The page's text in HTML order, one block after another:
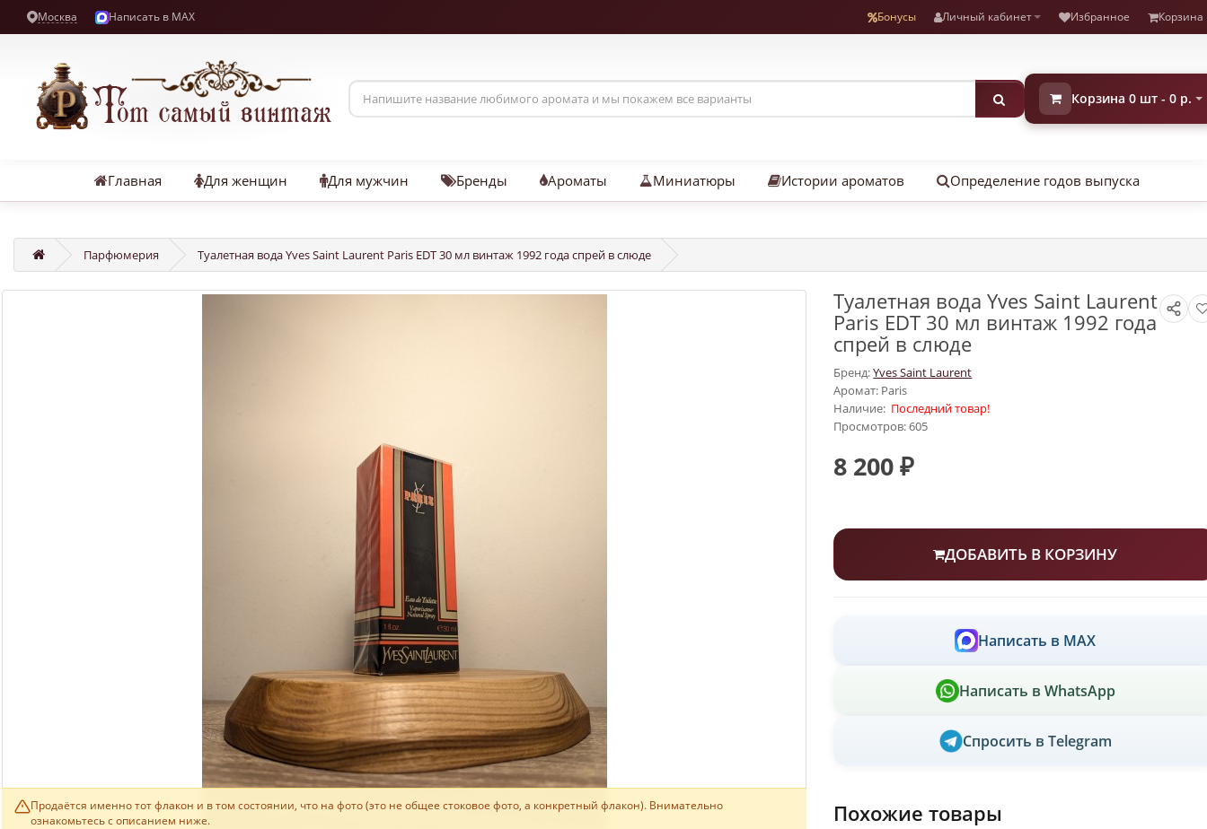
Москва Написать в MAX Бонусы Личный кабинет Избранное Корзина
Корзина 0 шт - 0 р.
Главная Для женщин Для мужчин Бренды Ароматы Миниатюры Истории ароматов Определение годов выпуска
Парфюмерия Туалетная вода Yves Saint Laurent Paris EDT 30 мл винтаж 1992 года спрей в слюде
Продаётся именно тот флакон и в том состоянии, что на фото (это не общее стоковое фото, а конкретный флакон). Внимательно
ознакомьтесь с описанием ниже.
Туалетная вода Yves Saint Laurent
Paris EDT 30 мл винтаж 1992 года
спрей в слюде
Бренд:Yves Saint Laurent
Аромат: Paris
Наличие: Последний товар!
Просмотров: 605
8 200 ₽
ДОБАВИТЬ В КОРЗИНУ
Написать в MAX
Написать в WhatsApp
Спросить в Telegram
Похожие товары